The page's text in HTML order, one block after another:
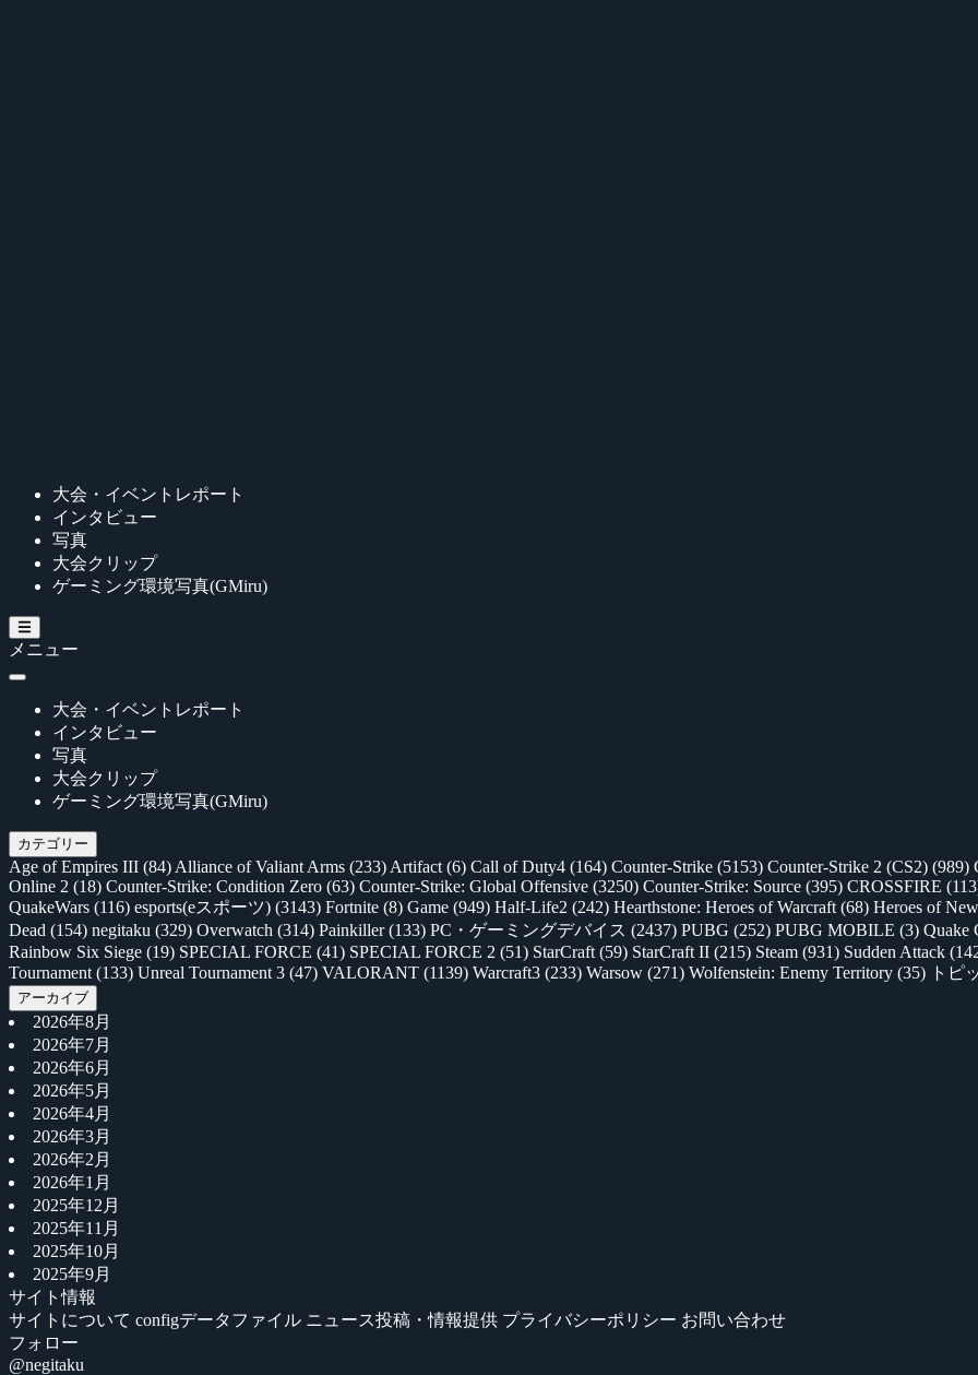
大会・イベントレポート
インタビュー
写真
大会クリップ
ゲーミング環境写真(GMiru)
メニュー
大会・イベントレポート
インタビュー
写真
大会クリップ
ゲーミング環境写真(GMiru)
カテゴリー
Age of Empires III (84) Alliance of Valiant Arms (233) Artifact (6) Call of Duty4 (164) Counter-Strike (5153) Counter-Strike 2 (CS2) (989)
Online 2 (18) Counter-Strike: Condition Zero (63) Counter-Strike: Global Offensive (3250) Counter-Strike: Source (395) CROSSFIRE
QuakeWars (116) esports(eスポーツ) (3143) Fortnite (8) Game (949) Half-Life2 (242) Hearthstone: Heroes of Warcraft (68) Heroes of
Dead (154) negitaku (329) Overwatch (314) Painkiller(133) PC・ゲーミングデバイス (2437) PUBG (252) PUBG MOBILE (3) Quake
Rainbow Six Siege (19) SPECIAL FORCE (41) SPECIAL FORCE 2 (51) StarCraft (59) StarCraft II (215) Steam (931) Sudden Attack
Tournament (133) Unreal Tournament 3 (47) VALORANT (1139) Warcraft3 (233) Warsow (271) Wolfenstein: Enemy Territory (35) トピ
アーカイブ
2026年8月
2026年7月
2026年6月
2026年5月
2026年4月
2026年3月
2026年2月
2026年1月
2025年12月
2025年11月
2025年10月
2025年9月
サイト情報
サイトについて configデータファイル ニュース投稿・情報提供 プライバシーポリシー お問い合わせ
フォロー
@negitaku